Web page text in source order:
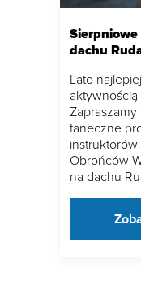
Sierpniowe
dachu
Lato
Zapraszamy
taneczne
instruktorów
Obrońców
na dachu